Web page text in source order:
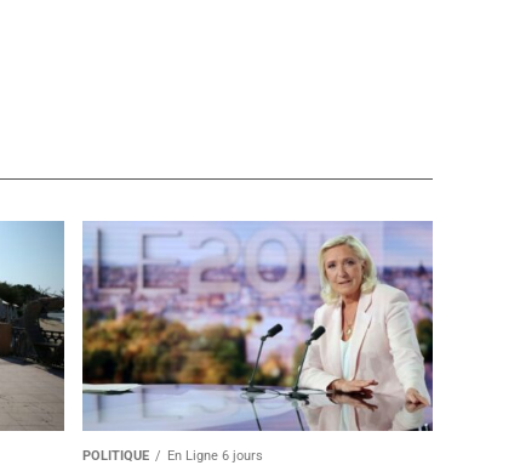
POLITIQUE En Ligne 6 jours